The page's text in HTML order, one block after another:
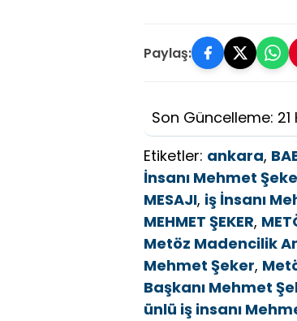
Paylaş:
Son Güncelleme:
Etiketler: ankara,
İnsanı Mehmet
MESAJI, iş İnsanı
MEHMET ŞEKER,
Metöz Madencilik
Mehmet Şeker,
Başkanı Mehmet
ünlü iş insanı